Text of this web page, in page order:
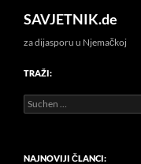
SAVJETNIK.de
za dijasporu u Njemačkoj
TRAŽI:
Suchen
nach:
NAJNOVIJI ČLANCI: